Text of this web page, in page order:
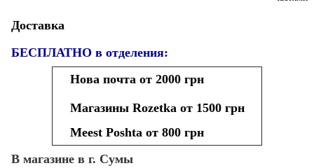
Доставка
БЕСПЛАТНО в отделения:
Нова почта от 2000 грн
Магазины Rozetka от 1500 грн
Meest Poshta от 800 грн
В магазине в г. Сумы